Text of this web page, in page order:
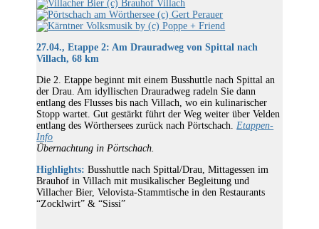
27.04., Etappe 2: Am Drauradweg von Spittal nach
Villach, 68 km
Die 2. Etappe beginnt mit einem Busshuttle nach Spittal an
der Drau. Am idyllischen Drauradweg radeln Sie dann
entlang des Flusses bis nach Villach, wo ein kulinarischer
Stopp wartet. Gut gestärkt führt der Weg weiter über Velden
entlang des Wörthersees zurück nach Pörtschach.Etappen-
Info
Übernachtung in Pörtschach.
Highlights: Busshuttle nach Spittal/Drau, Mittagessen im
Brauhof in Villach mit musikalischer Begleitung und
Villacher Bier, Velovista-Stammtische in den Restaurants
“Zocklwirt” & “Sissi”